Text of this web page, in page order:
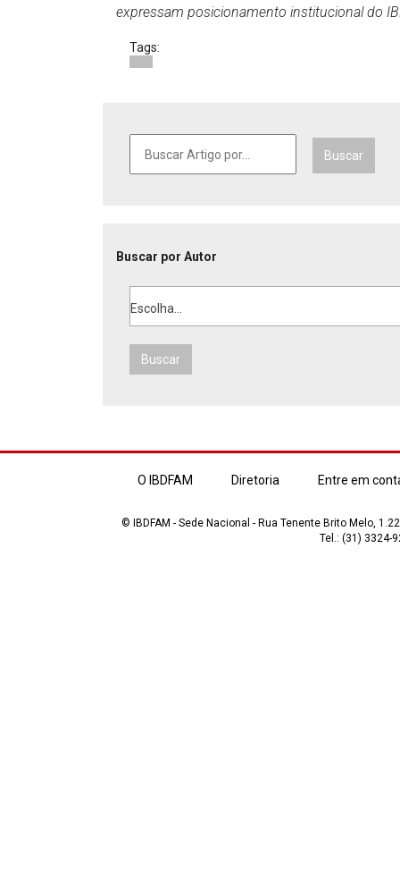
expressam posicionamento institucional do
Tags:
Buscar
Buscar por Autor
Escolha...
Buscar
O IBDFAM Diretoria Entre em
© IBDFAM - Sede Nacional - Rua Tenente Brito Melo,
Tel.: (31) 3324-